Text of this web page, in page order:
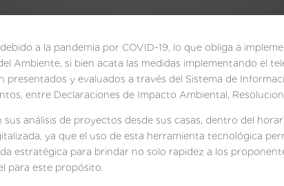
a la pandemia por COVID-19, lo que obliga a
Ambiente, si bien acata las medidas implementando el
presentados y evaluados a través del Sistema de
entre Declaraciones de Impacto Ambiental,
análisis de proyectos desde sus casas, dentro del
ya que el uso de esta herramienta tecnológica
estratégica para brindar no solo rapidez a los
para este propósito.